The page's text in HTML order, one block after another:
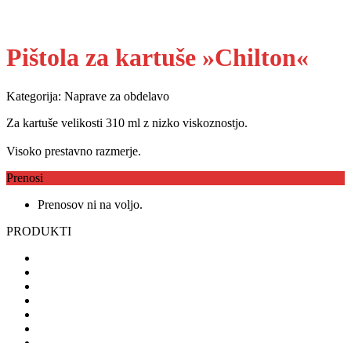
Pištola za kartuše »Chilton«
Kategorija: Naprave za obdelavo
Za kartuše velikosti 310 ml z nizko viskoznostjo.
Visoko prestavno razmerje.
Prenosi
Prenosov ni na voljo.
PRODUKTI